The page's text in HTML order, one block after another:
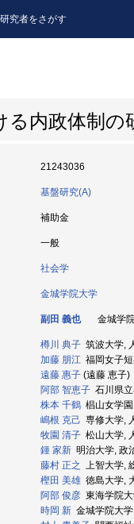
研究者をさがす
る内政体制の
21243036
基盤研究(A)
補助金
一般
社会学
金城学院大学
副田 義也 金城学
樽川 典子 筑波大学,
加藤 朋江 福岡女子
遠藤 惠子 (遠藤 恵子)
阿部 智恵子 石川県
株本 千鶴 椙山女学
嶋根 克己 専修大学,
牧園 清子 松山大学,
鍾 家新 明治大学, 政
藤村 正之 上智大学,
樫田 美雄 徳島大学,
阿部 俊彦 東海学院
時岡 新 金城学院大